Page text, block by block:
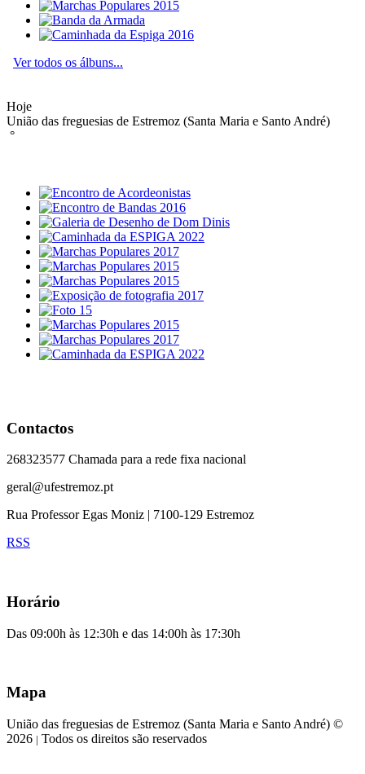
Ver todos os álbuns...
Hoje
União das freguesias de Estremoz (Santa Maria e Santo André)
°
Contactos
268323577 Chamada para a rede fixa nacional
geral@ufestremoz.pt
Rua Professor Egas Moniz | 7100-129 Estremoz
RSS
Horário
Das 09:00h às 12:30h e das 14:00h às 17:30h
Mapa
União das freguesias de Estremoz (Santa Maria e Santo André) ©
2026 | Todos os direitos são reservados